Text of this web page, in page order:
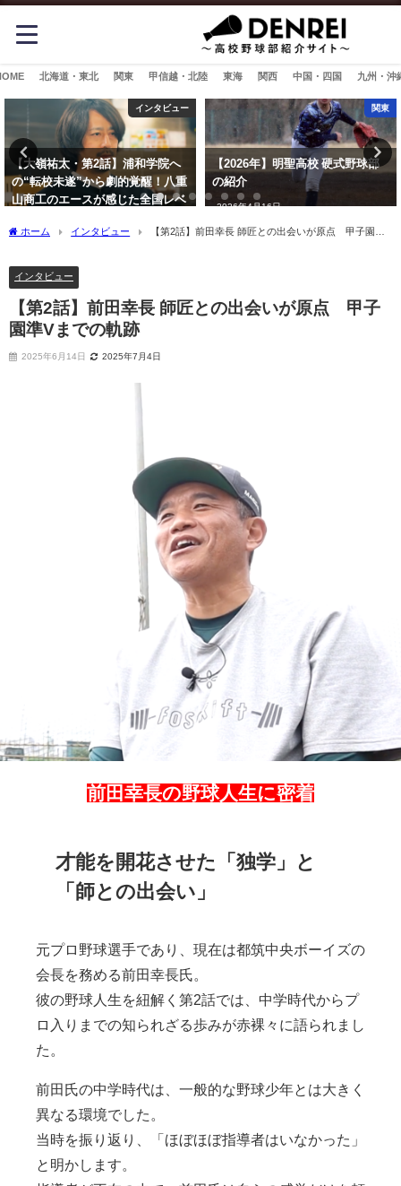
北海道・東北 関東 甲信越・北陸 東海 関西 中国・四国 九州・沖
インタビュー
【大嶺祐太・第2話】浦和学院へ
の“転校未遂”から劇的覚醒！八重
山商工のエースが感じた全国レベ
関東
【2026年】明聖高校 硬式野球部
の紹介
2026年4月16日
ホーム インタビュー
【第2話】前田幸長 師匠との出会いが原点 甲子園準V
インタビュー
【第2話】前田幸長 師匠との出会いが原点 甲子
園準Vまでの軌跡
2025年6月14日 2025年7月4日
前田幸長の野球人生に密着
才能を開花させた「独学」と
「師との出会い」
元プロ野球選手であり、現在は都筑中央ボーイズの
会長を務める前田幸長氏。
彼の野球人生を紐解く第2話では、中学時代からプ
ロ入りまでの知られざる歩みが赤裸々に語られまし
た。
前田氏の中学時代は、一般的な野球少年とは大きく
異なる環境でした。
当時を振り返り、「ほぼほぼ指導者はいなかった」
と明かします。